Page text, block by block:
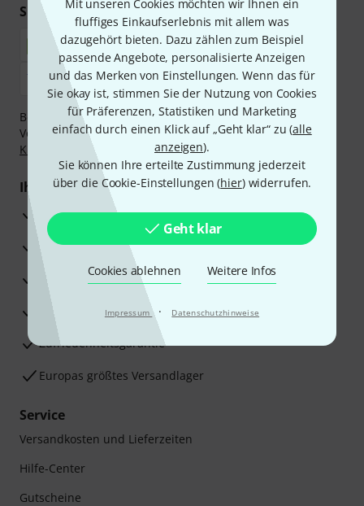
Mit unseren Cookies möchten wir Ihnen ein
fluffiges Einkaufserlebnis mit allem was
dazugehört bieten. Dazu zählen zum Beispiel
passende Angebote, personalisierte Anzeigen
und das Merken von Einstellungen. Wenn das für
Sie okay ist, stimmen Sie der Nutzung von Cookies
für Präferenzen, Statistiken und Marketing
einfach durch einen Klick auf „Geht klar“ zu (alle
anzeigen).
Sie können Ihre erteilte Zustimmung jederzeit
über die Cookie-Einstellungen (hier) widerrufen.
Geht klar
Cookies ablehnen Weitere Infos
Impressum · Datenschutzhinweise
Sicher einkaufen & bezahlen
Bezahlen Sie vertraulich und sicher per Nachnahme,
Vorkasse, PayPal, Amazon Pay,Klarna Sofort bezahlen
Klarna Ratenzahlung
oder Kreditkarte.
Ihre Vorteile
3 Jahre Thomann Garantie
30 Tage Money-Back-Garantie
Reparaturservice
Beratung durch Fachexperten
Zufriedenheitsgarantie
Europas größtes Versandlager
Service
Versandkosten und Lieferzeiten
Hilfe-Center
Gutscheine